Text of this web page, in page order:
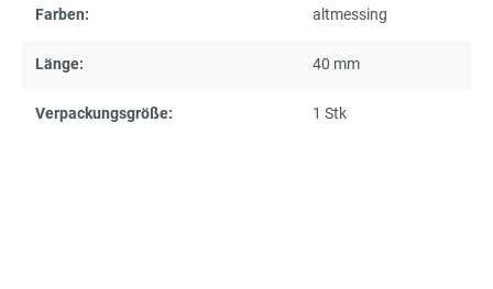
Farben: altmessing
Länge: 40 mm
Verpackungsgröße: 1 Stk